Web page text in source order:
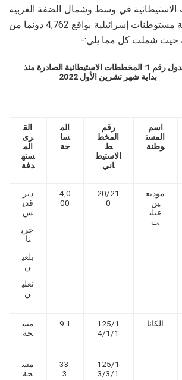
في وسط وشمال الضفة الغربية
حيث استهدفت تسعة مستوطنات إسرائيلية بواقع 4,762 دونما من
حيث شملت كل مما يلي:-
الجدول رقم 1: المخططات الاستيطانية الصادرة منذ
بداية شهر تشرين الأول 2022
اسم
المست
وطنة
رقم
المخط
ط
الاستيط
اني
الم
سا
حة
الق
رى
الم
سته
دفة
موديع
ين
عيلي
ت
20/21
0
4,0
00
دير
قدي
س
خرب
ثا
بلعي
ن
نعلي
ن
الكانا
125/1
4/1/1
9.1
مس
حة
125/1
3/3/1
33.
3
مس
حة